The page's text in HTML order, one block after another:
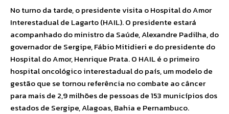
No turno da tarde, o presidente visita o Hospital do Amor
Interestadual de Lagarto (HAIL). O presidente estará
acompanhado do ministro da Saúde, Alexandre Padilha, do
governador de Sergipe, Fábio Mitidieri e do presidente do
Hospital do Amor, Henrique Prata. O HAIL é o primeiro
hospital oncológico interestadual do país, um modelo de
gestão que se tornou referência no combate ao câncer
para mais de 2,9 milhões de pessoas de 153 municípios dos
estados de Sergipe, Alagoas, Bahia e Pernambuco.